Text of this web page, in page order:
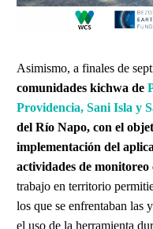
Asimismo, a finales de
comunidades kichwa de
Providencia, Sani Isla y
del Río Napo, con el
implementación del
actividades de
trabajo en territorio
los que se enfrentaban las
el uso de la herramienta